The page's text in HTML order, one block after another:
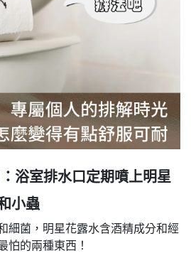
浴室排水口定期噴上明星
小蟲
細菌，明星花露水含酒精成分和經
怕的兩種東西！